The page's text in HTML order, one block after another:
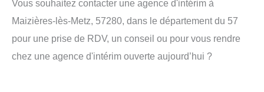
Vous souhaitez contacter une agence d'intérim à
Maizières-lès-Metz, 57280, dans le département du 57
pour une prise de RDV, un conseil ou pour vous rendre
chez une agence d'intérim ouverte aujourd’hui ?